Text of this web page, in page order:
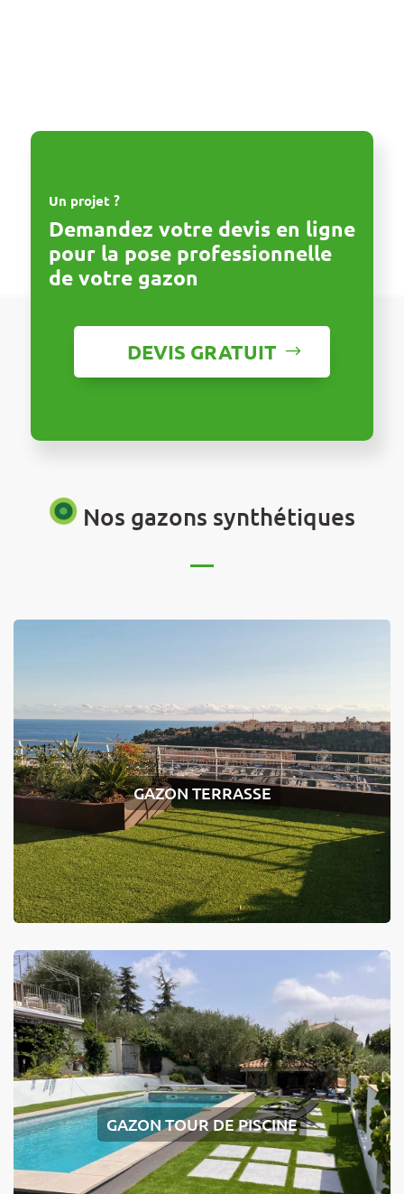
Un projet ?
Demandez votre devis en ligne
pour la pose professionnelle
de votre gazon
DEVIS GRATUIT
Nos gazons synthétiques
GAZON TERRASSE
GAZON TOUR DE PISCINE